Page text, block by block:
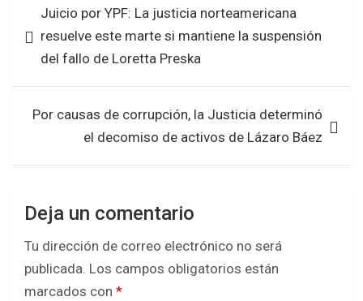
o
o
A
p
entradas
Juicio por YPF: La justicia norteamericana
resuelve este marte si mantiene la suspensión
del fallo de Loretta Preska
Por causas de corrupción, la Justicia determinó
el decomiso de activos de Lázaro Báez
Deja un comentario
Tu dirección de correo electrónico no será
publicada. Los campos obligatorios están
marcados con *